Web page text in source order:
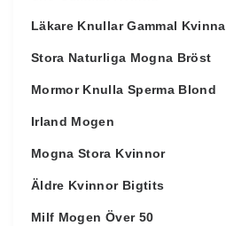
Läkare Knullar Gammal Kvinna
Stora Naturliga Mogna Bröst
Mormor Knulla Sperma Blond
Irland Mogen
Mogna Stora Kvinnor
Äldre Kvinnor Bigtits
Milf Mogen Över 50